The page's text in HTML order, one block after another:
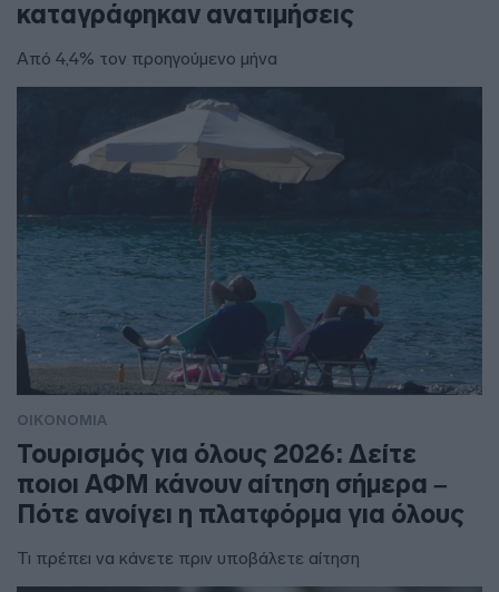
καταγράφηκαν ανατιμήσεις
Από 4,4% τον προηγούμενο μήνα
ΟΙΚΟΝΟΜΙΑ
Τουρισμός για όλους 2026: Δείτε
ποιοι ΑΦΜ κάνουν αίτηση σήμερα –
Πότε ανοίγει η πλατφόρμα για όλους
Τι πρέπει να κάνετε πριν υποβάλετε αίτηση